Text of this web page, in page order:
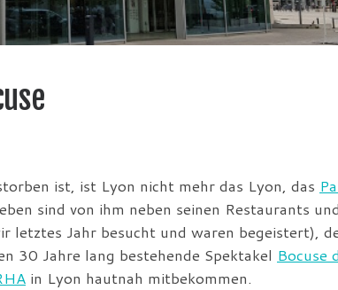
ist, ist Lyon nicht mehr das Lyon, das
sind von ihm neben seinen Restaurants und
letztes Jahr besucht und waren begeistert),
30 Jahre lang bestehende Spektakel Bocuse
in Lyon hautnah mitbekommen.